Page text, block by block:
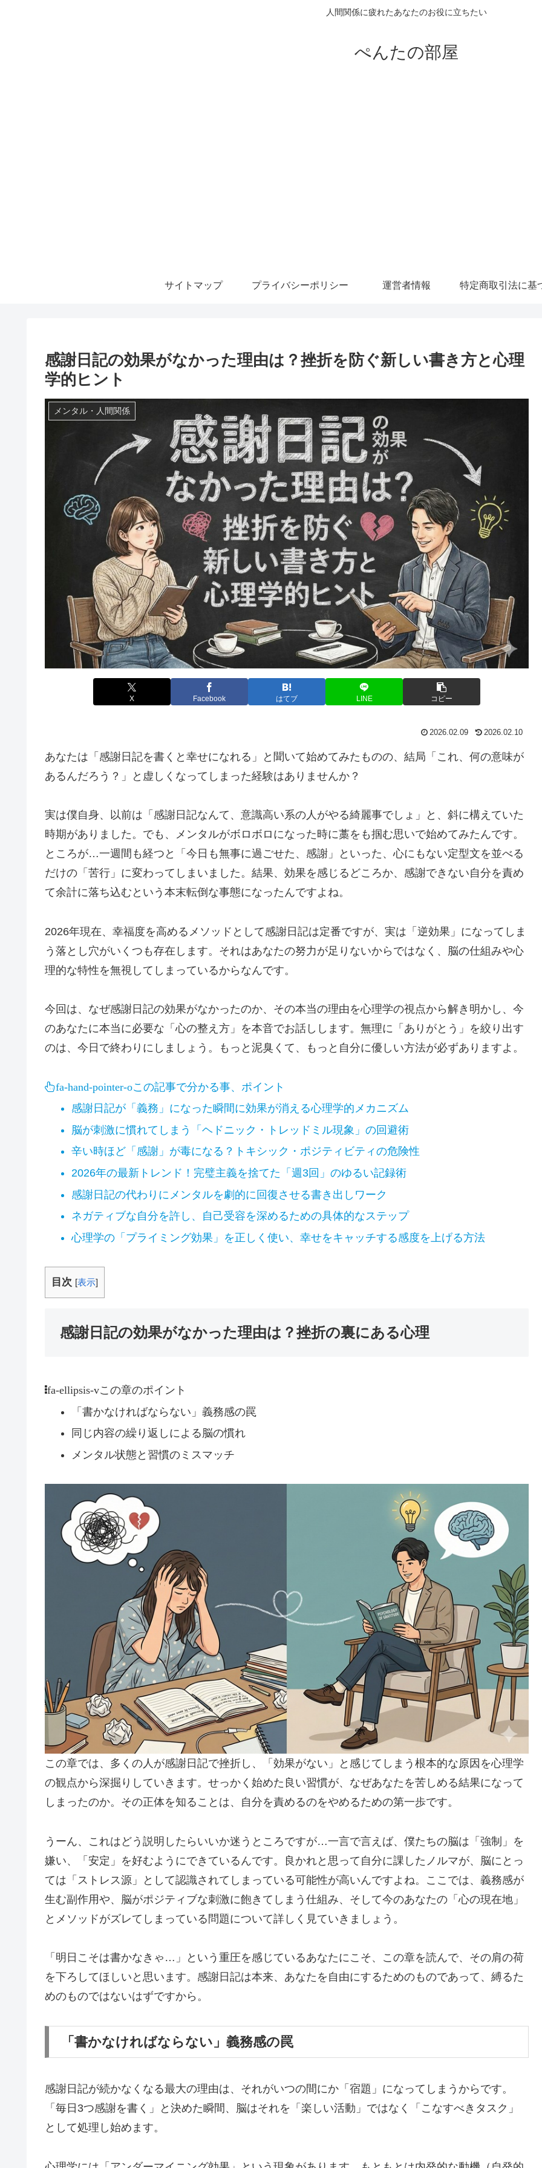
人間関係に疲れたあなたのお役に立ちたい
ぺんたの部屋
サイトマップ プライバシーポリシー 運営者情報
感謝日記の効果がなかった理由は？挫折を防ぐ新しい書き方と心理
学的ヒント
メンタル・人間関係
X Facebook はてブ LINE コピー
2026.02.09 2026.02.10
あなたは「感謝日記を書くと幸せになれる」と聞いて始めてみたものの、結局「これ、何の意味が
あるんだろう？」と虚しくなってしまった経験はありませんか？
実は僕自身、以前は「感謝日記なんて、意識高い系の人がやる綺麗事でしょ」と、斜に構えていた
時期がありました。でも、メンタルがボロボロになった時に藁をも掴む思いで始めてみたんです。
ところが…一週間も経つと「今日も無事に過ごせた、感謝」といった、心にもない定型文を並べる
だけの「苦行」に変わってしまいました。結果、効果を感じるどころか、感謝できない自分を責め
て余計に落ち込むという本末転倒な事態になったんですよね。
2026年現在、幸福度を高めるメソッドとして感謝日記は定番ですが、実は「逆効果」になってしま
う落とし穴がいくつも存在します。それはあなたの努力が足りないからではなく、脳の仕組みや心
理的な特性を無視してしまっているからなんです。
今回は、なぜ感謝日記の効果がなかったのか、その本当の理由を心理学の視点から解き明かし、今
のあなたに本当に必要な「心の整え方」を本音でお話しします。無理に「ありがとう」を絞り出す
のは、今日で終わりにしましょう。もっと泥臭くて、もっと自分に優しい方法が必ずありますよ。
fa-hand-pointer-oこの記事で分かる事、ポイント
感謝日記が「義務」になった瞬間に効果が消える心理学的メカニズム
脳が刺激に慣れてしまう「ヘドニック・トレッドミル現象」の回避術
辛い時ほど「感謝」が毒になる？トキシック・ポジティビティの危険性
2026年の最新トレンド！完璧主義を捨てた「週3回」のゆるい記録術
感謝日記の代わりにメンタルを劇的に回復させる書き出しワーク
ネガティブな自分を許し、自己受容を深めるための具体的なステップ
心理学の「プライミング効果」を正しく使い、幸せをキャッチする感度を上げる方法
目次 [表示]
感謝日記の効果がなかった理由は？挫折の裏にある心理
fa-ellipsis-vこの章のポイント
「書かなければならない」義務感の罠
同じ内容の繰り返しによる脳の慣れ
メンタル状態と習慣のミスマッチ
この章では、多くの人が感謝日記で挫折し、「効果がない」と感じてしまう根本的な原因を心理学
の観点から深掘りしていきます。せっかく始めた良い習慣が、なぜあなたを苦しめる結果になって
しまったのか。その正体を知ることは、自分を責めるのをやめるための第一歩です。
うーん、これはどう説明したらいいか迷うところですが…一言で言えば、僕たちの脳は「強制」を
嫌い、「安定」を好むようにできているんです。良かれと思って自分に課したノルマが、脳にとっ
ては「ストレス源」として認識されてしまっている可能性が高いんですよね。ここでは、義務感が
生む副作用や、脳がポジティブな刺激に飽きてしまう仕組み、そして今のあなたの「心の現在地」
とメソッドがズレてしまっている問題について詳しく見ていきましょう。
「明日こそは書かなきゃ…」という重圧を感じているあなたにこそ、この章を読んで、その肩の荷
を下ろしてほしいと思います。感謝日記は本来、あなたを自由にするためのものであって、縛るた
めのものではないはずですから。
「書かなければならない」義務感の罠
感謝日記が続かなくなる最大の理由は、それがいつの間にか「宿題」になってしまうからです。
「毎日3つ感謝を書く」と決めた瞬間、脳はそれを「楽しい活動」ではなく「こなすべきタスク」
として処理し始めます。